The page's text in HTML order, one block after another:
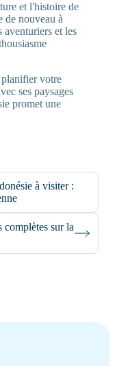
et l'histoire de
de nouveau à
aventuriers et les
votre
ses paysages
promet une
à visiter :
complètes sur la